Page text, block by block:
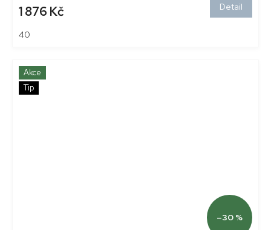
1 876 Kč Detail
40
Akce
Tip
–30 %